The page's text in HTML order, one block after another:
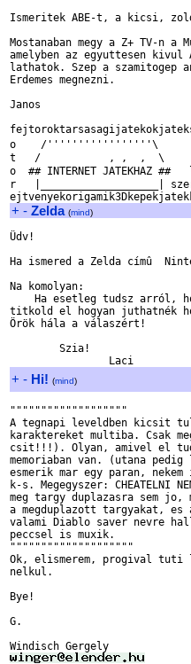
Ismeritek ABE-t, a kicsi,
Mostanaban megy a Z+ TV-n
amelyben az egyuttesen
lathatok. Szep a szamitogep
Erdemes megnezni.
Janos
o    /'''''''''''''''''\
t   /           , ,  ,  \
o  ## INTERNET JATEKHAZ
r   |___________________|
+ - Zelda (mind)
Üdv!
Ha ismered a Zelda címû
Na komolyan:
Ha esetleg tudsz arról,
titkold el hogyan juthatnék
Örök hála a válaszért!
        Szia!
+ - Hi! (mind)
"""""""""""""""""""
A tegnapi leveldben kicsit
karaktereket multiba. Csak
csit!!!). Olyan, amivel el
memoriaban van. (utana
esmerik mar egy paran,
k-s. Megegyszer: CHEATELNI
meg targy duplazasra sem
a megduplazott targyakat,
valami Diablo saver nevre
peccsel is muxik.
""""""""""""""""""""
Ok, elismerem, progival tuti
nelkul.
Bye!
G.